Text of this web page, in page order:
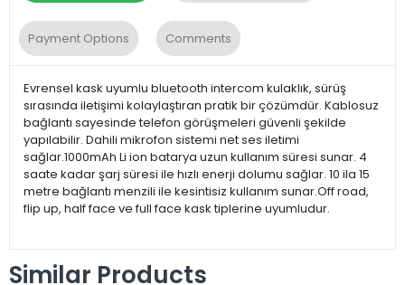
Payment Options Comments
Evrensel kask uyumlu bluetooth intercom kulaklık, sürüş
sırasında iletişimi kolaylaştıran pratik bir çözümdür. Kablosuz
bağlantı sayesinde telefon görüşmeleri güvenli şekilde
yapılabilir. Dahili mikrofon sistemi net ses iletimi
sağlar.1000mAh Li ion batarya uzun kullanım süresi sunar. 4
saate kadar şarj süresi ile hızlı enerji dolumu sağlar. 10 ila 15
metre bağlantı menzili ile kesintisiz kullanım sunar.Off road,
flip up, half face ve full face kask tiplerine uyumludur.
Similar Products